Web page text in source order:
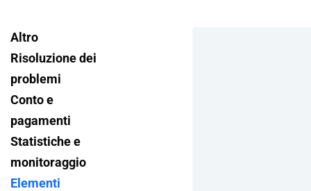
Altro
Risoluzione dei
problemi
Conto e
pagamenti
Statistiche e
monitoraggio
Elementi